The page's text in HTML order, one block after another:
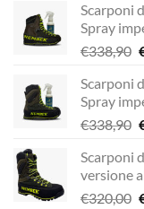
Scarponi
Spray
€338,90
Scarponi
Spray
€338,90
Scarponi
versione
€320,00